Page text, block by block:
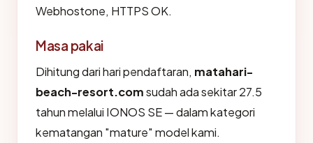
Webhostone, HTTPS OK.
Masa pakai
Dihitung dari hari pendaftaran, matahari-
beach-resort.comsudah ada sekitar 27.5
tahun melalui IONOS SE — dalam kategori
kematangan "mature" model kami.